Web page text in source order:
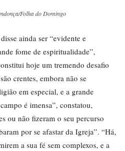
Folha do Domingo
ainda ser “evidente e
fome de espiritualidade”,
hoje um tremendo desafio
crentes, embora não se
em especial, e a grande
é imensa”, constatou,
ou não fizeram o seu percurso
por se afastar da Igreja”. “Há,
a sua fé sem complexos, e a